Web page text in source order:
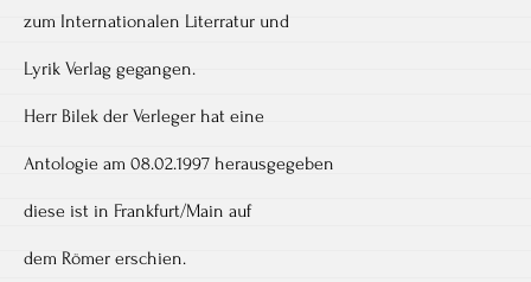
zum Internationalen Literratur und
Lyrik Verlag gegangen.
Herr Bilek der Verleger hat eine
Antologie am 08.02.1997 herausgegeben
diese ist in Frankfurt/Main auf
dem Römer erschien.